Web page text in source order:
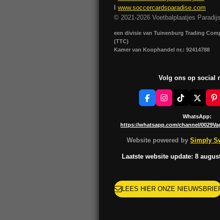
www.soccercardsparadise.com
© 2021-2026 Voetbalplaatjes Paradijs
een divisie van Tuinenburg Trading
(TTC)
Kamer van Koophandel nr.: 92414788
Volg ons op social
F
a
e
b
o
o
I
n
t
a
g
r
m
T
k
T
o
k
X
P
i
t
e
r
e
t
WhatsApp:
https://whatsapp.com/channel/
Website powered bySimply
Laatste website update: 8
LEES HIER ONZE